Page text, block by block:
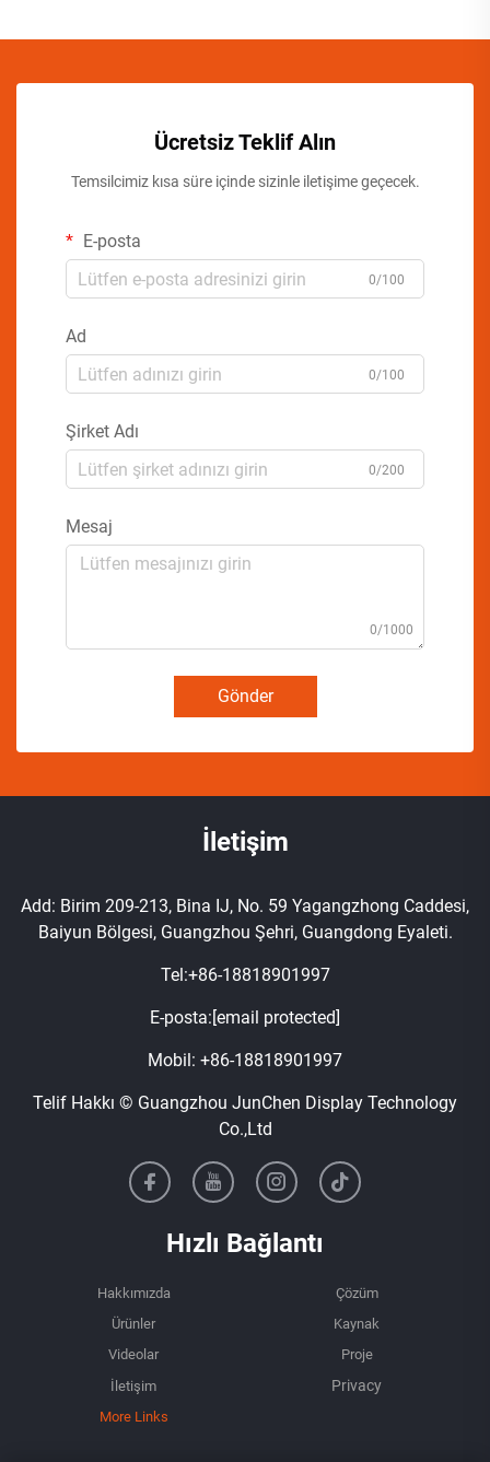
Ücretsiz Teklif Alın
Temsilcimiz kısa süre içinde sizinle iletişime geçecek.
E-posta
0/100
Ad
0/100
Şirket Adı
0/200
Mesaj
0/1000
Gönder
İletişim
Add: Birim 209-213, Bina IJ, No. 59 Yagangzhong Caddesi,
Baiyun Bölgesi, Guangzhou Şehri, Guangdong Eyaleti.
Tel:+86-18818901997
E-posta: [email protected]
Mobil: +86-18818901997
Telif Hakkı © Guangzhou JunChen Display Technology
Co.,Ltd
Hızlı Bağlantı
Hakkımızda
Çözüm
Ürünler
Kaynak
Videolar
Proje
İletişim
More Links